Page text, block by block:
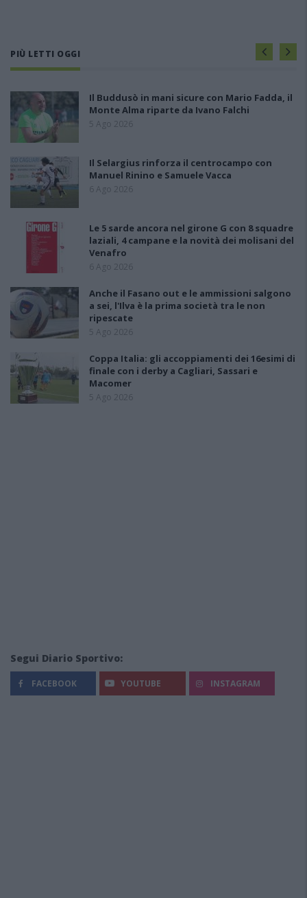
PIÙ LETTI OGGI
Il Buddusò in mani sicure con Mario Fadda, il
Monte Alma riparte da Ivano Falchi
5 Ago 2026
Il Selargius rinforza il centrocampo con
Manuel Rinino e Samuele Vacca
6 Ago 2026
Le 5 sarde ancora nel girone G con 8 squadre
laziali, 4 campane e la novità dei molisani del
Venafro
6 Ago 2026
Anche il Fasano out e le ammissioni salgono
a sei, l'Ilva è la prima società tra le non
ripescate
5 Ago 2026
Coppa Italia: gli accoppiamenti dei 16esimi di
finale con i derby a Cagliari, Sassari e
Macomer
5 Ago 2026
Segui Diario Sportivo:
FACEBOOK YOUTUBE INSTAGRAM